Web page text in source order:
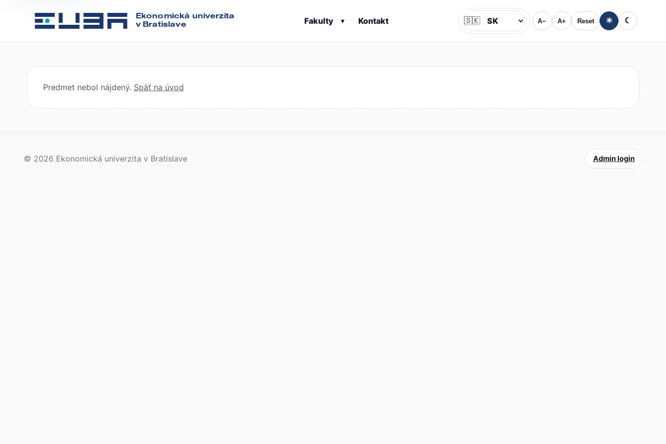
Ekonomická univerzita
v Bratislave
Fakulty ▾ Kontakt Jazyk
🇸🇰 A− A+ Reset ☀ ☾
Predmet nebol nájdený. Späť na úvod
© 2026 Ekonomická univerzita v Bratislave Admin login